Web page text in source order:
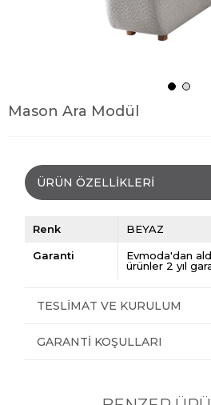
Mason Ara Modül
ÜRÜN ÖZELLIKLERI
Renk BEYAZ
Garanti
Evmoda'dan
ürünler 2 yıl
TESLIMAT VE KURULUM
GARANTI KOŞULLARI